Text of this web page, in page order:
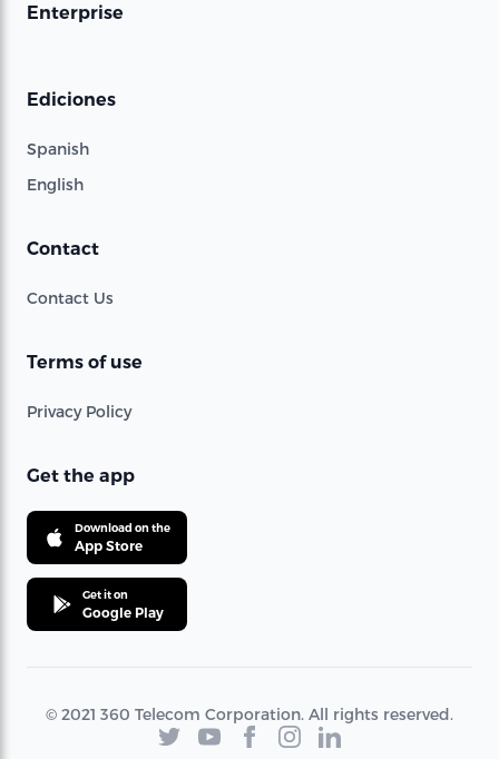
Enterprise
Ediciones
Spanish
English
Contact
Contact Us
Terms of use
Privacy Policy
Get the app
Download on the
App Store
Get it on
Google Play
© 2021 360 Telecom Corporation. All rights reserved.